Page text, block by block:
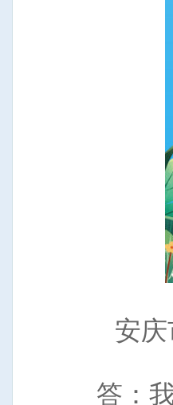
安
答：我